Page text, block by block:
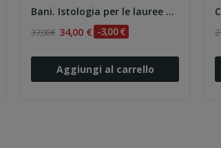
Bani. Istologia per le lauree triennali e...
37,00 € 34,00 € -3,00 €
Aggiungi al carrello